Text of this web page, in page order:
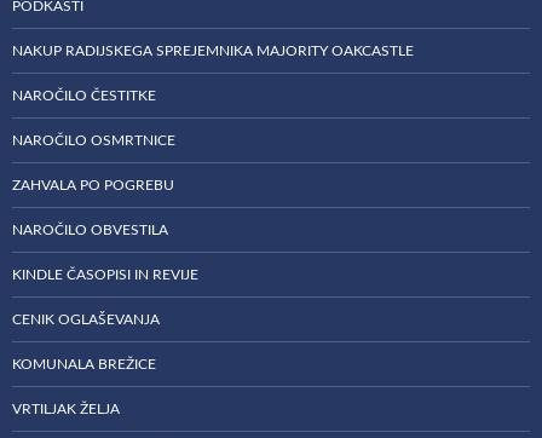
PODKASTI
NAKUP RADIJSKEGA SPREJEMNIKA MAJORITY OAKCASTLE
NAROČILO ČESTITKE
NAROČILO OSMRTNICE
ZAHVALA PO POGREBU
NAROČILO OBVESTILA
KINDLE ČASOPISI IN REVIJE
CENIK OGLAŠEVANJA
KOMUNALA BREŽICE
VRTILJAK ŽELJA